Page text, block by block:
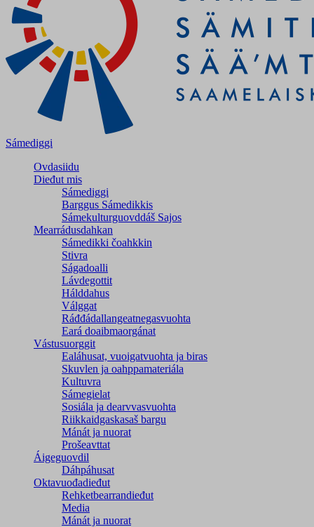
Sámediggi
Ovdasiidu
Dieđut mis
Sámediggi
Barggus Sámedikkis
Sámekulturguovddáš Sajos
Mearrádusdahkan
Sámedikki čoahkkin
Stivra
Ságadoalli
Lávdegottit
Hálddahus
Válggat
Ráđđádallangeatnegas­vuohta
Eará doaibmaorgánat
Vástusuorggit
Ealáhusat, vuoigatvuohta ja biras
Skuvlen ja oahppamateriála
Kultuvra
Sámegielat
Sosiála ja dearvvasvuohta
Riikkaidgaskasaš bargu
Mánát ja nuorat
Prošeavttat
Áigeguovdil
Dáhpáhusat
Oktavuođadieđut
Rehketbearrandieđut
Media
Mánát ja nuorat